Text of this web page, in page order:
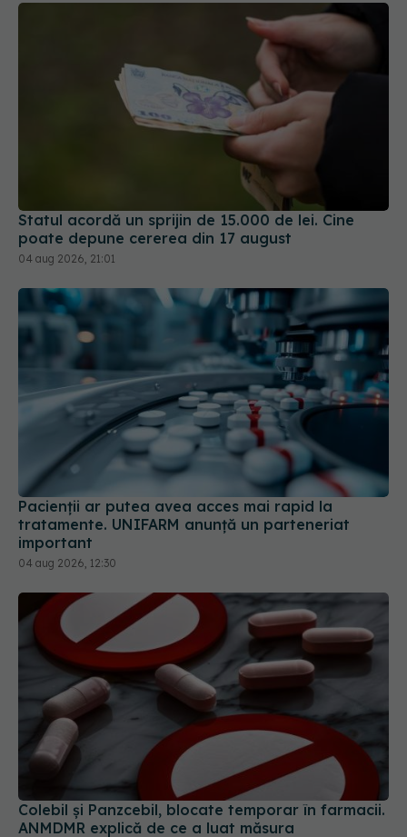
Statul acordă un sprijin de 15.000 de lei. Cine
poate depune cererea din 17 august
04 aug 2026, 21:01
Pacienții ar putea avea acces mai rapid la
tratamente. UNIFARM anunță un parteneriat
important
04 aug 2026, 12:30
Colebil și Panzcebil, blocate temporar în farmacii.
ANMDMR explică de ce a luat măsura